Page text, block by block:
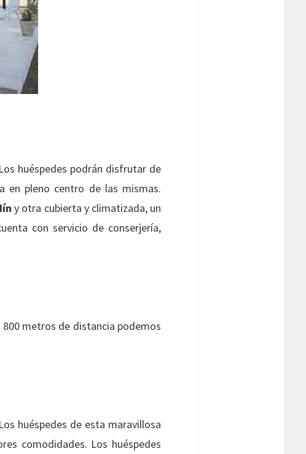
huéspedes podrán disfrutar de
en pleno centro de las mismas.
y otra cubierta y climatizada, un
con servicio de conserjería,
metros de distancia podemos
huéspedes de esta maravillosa
comodidades. Los huéspedes